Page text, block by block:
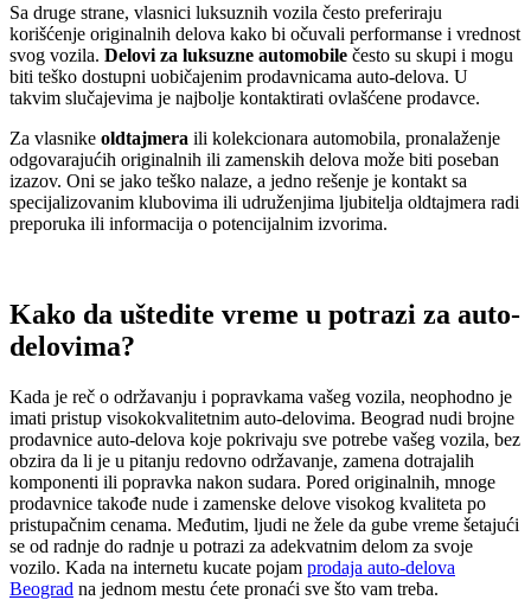
Sa druge strane, vlasnici luksuznih vozila često preferiraju
korišćenje originalnih delova kako bi očuvali performanse i vrednost
svog vozila. Delovi za luksuzne automobile često su skupi i mogu
biti teško dostupni uobičajenim prodavnicama auto-delova. U
takvim slučajevima je najbolje kontaktirati ovlašćene prodavce.
Za vlasnike oldtajmera ili kolekcionara automobila, pronalaženje
odgovarajućih originalnih ili zamenskih delova može biti poseban
izazov. Oni se jako teško nalaze, a jedno rešenje je kontakt sa
specijalizovanim klubovima ili udruženjima ljubitelja oldtajmera radi
preporuka ili informacija o potencijalnim izvorima.
Kako da uštedite vreme u potrazi za auto-
delovima?
Kada je reč o održavanju i popravkama vašeg vozila, neophodno je
imati pristup visokokvalitetnim auto-delovima. Beograd nudi brojne
prodavnice auto-delova koje pokrivaju sve potrebe vašeg vozila, bez
obzira da li je u pitanju redovno održavanje, zamena dotrajalih
komponenti ili popravka nakon sudara. Pored originalnih, mnoge
prodavnice takođe nude i zamenske delove visokog kvaliteta po
pristupačnim cenama. Međutim, ljudi ne žele da gube vreme šetajući
se od radnje do radnje u potrazi za adekvatnim delom za svoje
vozilo. Kada na internetu kucate pojam prodaja auto-delova
Beograd na jednom mestu ćete pronaći sve što vam treba.